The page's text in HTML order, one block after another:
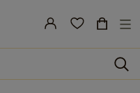
search
☰